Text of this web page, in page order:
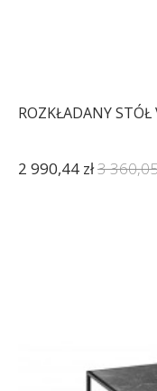
ROZKŁADANY
2 990,44 zł3